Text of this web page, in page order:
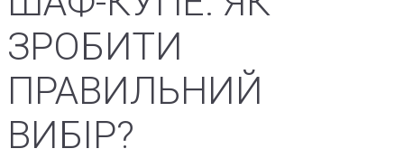
ЗРОБИТИ
ПРАВИЛЬНИЙ
ВИБІР?